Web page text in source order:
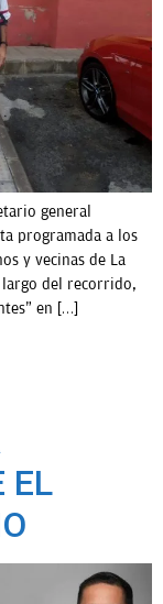
general
programada a los
y vecinas de La
largo del recorrido,
en […]
EL